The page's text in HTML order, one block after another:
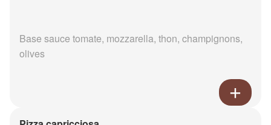
Base sauce tomate, mozzarella, thon, champignons,
olives